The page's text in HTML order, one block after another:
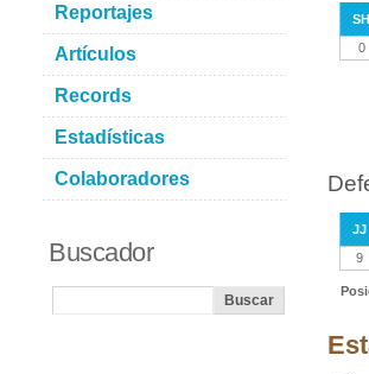
SH
0
JJ
9
Reportajes
Artículos
Records
Estadísticas
Colaboradores
Buscador